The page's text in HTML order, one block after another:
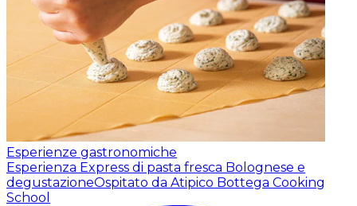
Esperienze gastronomiche
Esperienza Express di pasta fresca Bolognese e
degustazioneOspitato da Atipico Bottega Cooking
School